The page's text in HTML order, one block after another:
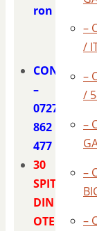
ron
CONTACT
–
0727
862
477
30
SPITE
DIN
OTEL
–
/
–
/
–
–
–